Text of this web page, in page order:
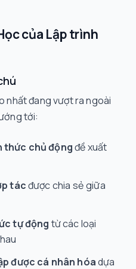
của Lập trình
nhất đang vượt ra ngoài
tới:
thức chủ độngđề xuất
tácđược chia sẻ giữa
tự động từ các loại
được cá nhân hóadựa